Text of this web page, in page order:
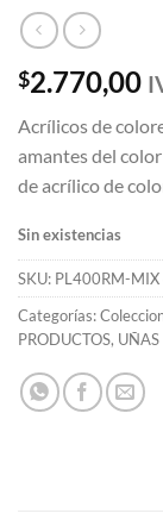
$2.770,00
Acrílicos de
amantes del
de acrílico de
Sin existencias
SKU: PL400RM-MIX
Categorías:
PRODUCTOS, UÑAS